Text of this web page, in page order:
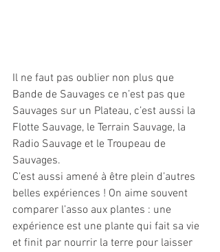
Il ne faut pas oublier non plus que
Bande de Sauvages ce n’est pas que
Sauvages sur un Plateau, c’est aussi la
Flotte Sauvage, le Terrain Sauvage, la
Radio Sauvage et le Troupeau de
Sauvages.
C’est aussi amené à être plein d’autres
belles expériences ! On aime souvent
comparer l’asso aux plantes : une
expérience est une plante qui fait sa vie
et finit par nourrir la terre pour laisser